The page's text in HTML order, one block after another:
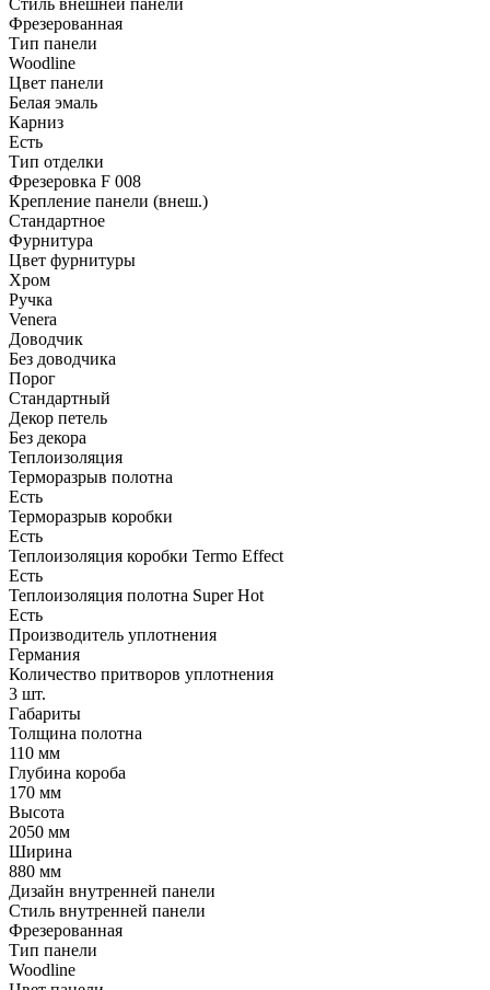
Фрезерованная
Тип панели
Woodline
Цвет панели
Белая эмаль
Карниз
Есть
Тип отделки
Фрезеровка F 008
Крепление панели (внеш.)
Стандартное
Фурнитура
Цвет фурнитуры
Хром
Ручка
Venera
Доводчик
Без доводчика
Порог
Стандартный
Декор петель
Без декора
Теплоизоляция
Терморазрыв полотна
Есть
Терморазрыв коробки
Есть
Теплоизоляция коробки Termo Effect
Есть
Теплоизоляция полотна Super Нot
Есть
Производитель уплотнения
Германия
Количество притворов уплотнения
3 шт.
Габариты
Толщина полотна
110 мм
Глубина короба
170 мм
Высота
2050 мм
Ширина
880 мм
Дизайн внутренней панели
Стиль внутренней панели
Фрезерованная
Тип панели
Woodline